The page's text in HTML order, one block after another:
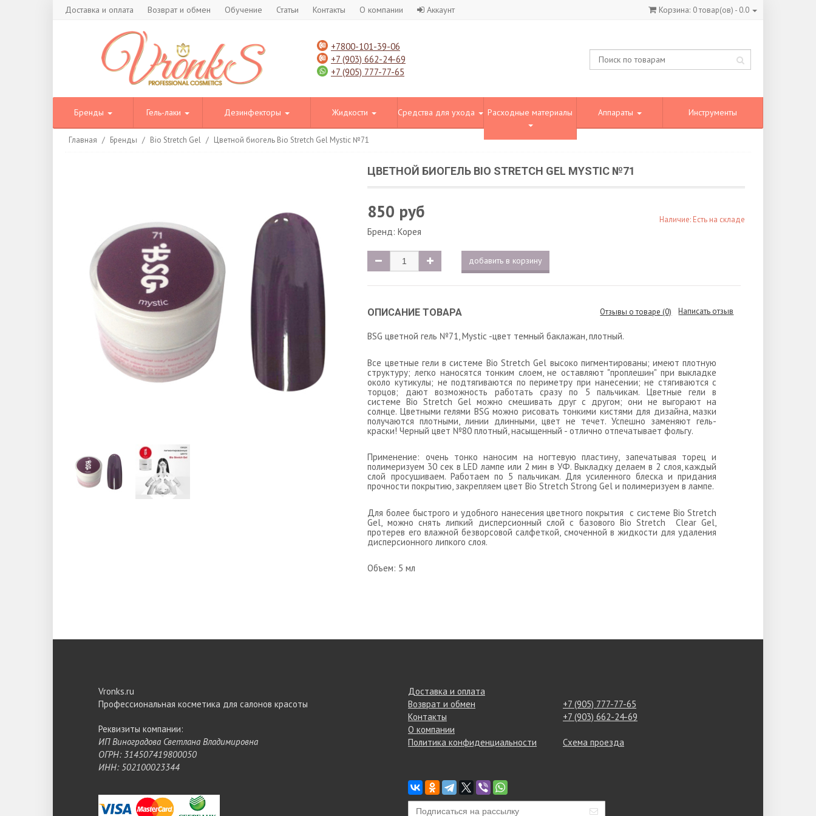
Доставка и оплата Возврат и обмен Обучение Статьи Контакты О компании Корзина: 0товар(ов) - 0.0
Аккаунт
+7800-101-39-06
+7 (903) 662-24-69
+7 (905) 777-77-65
Бренды Гель-лаки Дезинфекторы Жидкости Средства для ухода Расходные материалы Аппараты Инструменты
Главная / Бренды / Bio Stretch Gel / Цветной биогель Bio Stretch Gel Mystic №71
ЦВЕТНОЙ БИОГЕЛЬ BIO STRETCH GEL MYSTIC №71
850 руб Наличие: Есть на складе
Бренд: Корея
добавить в корзину
ОПИСАНИЕ ТОВАРА Отзывы о товаре (0) Написать отзыв
BSG цветной гель №71, Mystic -цвет темный баклажан, плотный.
Все цветные гели в системе Bio Stretch Gel высоко пигментированы; имеют плотную
структуру; легко наносятся тонким слоем, не оставляют "проплешин" при выкладке
около кутикулы; не подтягиваются по периметру при нанесении; не стягиваются с
торцов; дают возможность работать сразу по 5 пальчикам. Цветные гели в
системе Bio Stretch Gel можно смешивать друг с другом; они не выгорают на
солнце. Цветными гелями BSG можно рисовать тонкими кистями для дизайна, мазки
получаются плотными, линии длинными, цвет не течет. Успешно заменяют гель-
краски! Черный цвет №80 плотный, насыщенный - отлично отпечатывает фольгу.
Применение: очень тонко наносим на ногтевую пластину, запечатывая торец и
полимеризуем 30 сек в LED лампе или 2 мин в УФ. Выкладку делаем в 2 слоя, каждый
слой просушиваем. Работаем по 5 пальчикам. Для усиленного блеска и придания
прочности покрытию, закрепляем цвет Bio Stretch Strong Gel и полимеризуем в лампе.
Для более быстрого и удобного нанесения цветного покрытия с системе Bio Stretch
Gel, можно снять липкий дисперсионный слой с базового Bio Stretch Clear Gel,
протерев его влажной безворсовой салфеткой, смоченной в жидкости для удаления
дисперсионного липкого слоя.
Объем: 5 мл
Vronks.ru
Профессиональная косметика для салонов красоты
Реквизиты компании:
ИП Виноградова Светлана Владимировна
ОГРН: 314507419800050
ИНН: 502100023344
Доставка и оплата
Возврат и обмен
Контакты
О компании
Политика конфиденциальности
+7 (905) 777-77-65
+7 (903) 662-24-69
Схема проезда